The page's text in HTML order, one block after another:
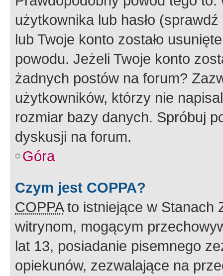
użytkownika lub hasło
lub Twoje konto zostało
powodu. Jeżeli Twoje konto
żadnych postów na forum?
użytkowników, którzy nie
rozmiar bazy danych. Spróbuj
dyskusji na forum.
Góra
Czym jest COPPA?
COPPAto istniejące w Stanach
witrynom, mogącym
lat 13, posiadanie pisemnego
opiekunów, zezwalające na